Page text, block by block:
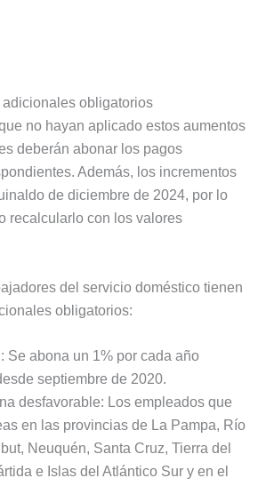
adicionales obligatorios
no hayan aplicado estos aumentos
deberán abonar los pagos
Además, los incrementos
de diciembre de 2024, por lo
recalcularlo con los valores
del servicio doméstico tienen
obligatorios:
Se abona un 1% por cada año
septiembre de 2020.
desfavorable: Los empleados que
en las provincias de La Pampa, Río
Neuquén, Santa Cruz, Tierra del
e Islas del Atlántico Sur y en el